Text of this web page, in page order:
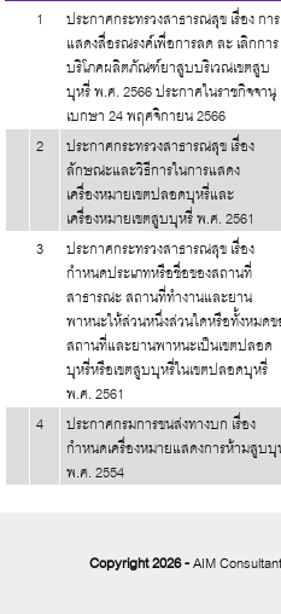
1
ประกาศกระทรวงสาธารณสุข เรื่อง การ
แสดงสื่อรณรงค์เพื่อการลด ละ เลิกการ
บริโภคผลิตภัณฑ์ยาสูบบริเวณเขตสูบ
บุหรี่ พ.ศ. 2566 ประกาศในราชกิจจานุ
เบกษา 24 พฤศจิกายน 2566
2 ประกาศกระทรวงสาธารณสุข เรื่อง
ลักษณะและวิธีการในการแสดง
เครื่องหมายเขตปลอดบุหรี่และ
เครื่องหมายเขตสูบบุหรี่ พ.ศ. 2561
3 ประกาศกระทรวงสาธารณสุข เรื่อง
กำหนดประเภทหรือชื่อของสถานที่
สาธารณะ สถานที่ทำงานและยาน
พาหนะให้ส่วนหนึ่งส่วนใดหรือทั้งหมด
สถานที่และยานพาหนะเป็นเขตปลอด
บุหรี่หรือเขตสูบบุหรี่ในเขตปลอดบุหรี่
พ.ศ. 2561
4 ประกาศกรมการขนส่งทางบก เรื่อง
กำหนดเครื่องหมายแสดงการห้ามสูบ
พ.ศ. 2554
Copyright 2026 -AIM